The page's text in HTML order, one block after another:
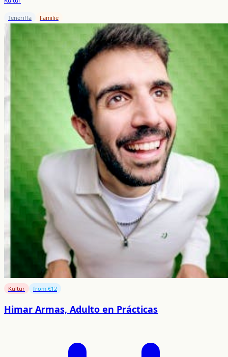
Teneriffa Familie
Kultur from €12
Himar Armas, Adulto en Prácticas